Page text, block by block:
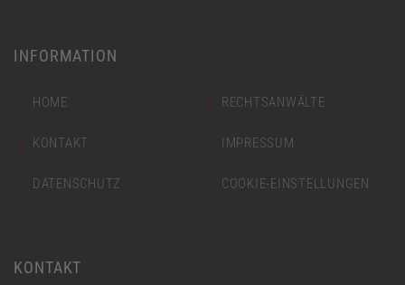
INFORMATION
HOME RECHTSANWÄLTE
KONTAKT IMPRESSUM
DATENSCHUTZ COOKIE-EINSTELLUNGEN
KONTAKT